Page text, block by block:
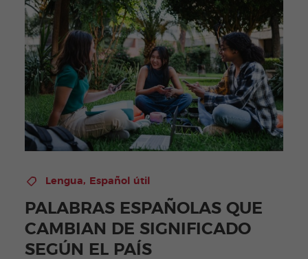
Lengua, Español útil
PALABRAS ESPAÑOLAS QUE
CAMBIAN DE SIGNIFICADO
SEGÚN EL PAÍS